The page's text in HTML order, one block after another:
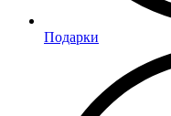
Подарки